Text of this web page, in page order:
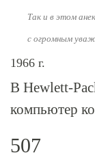
Так и в этом
с огромным
1966 г.
В Hewlett-
компьютер
507